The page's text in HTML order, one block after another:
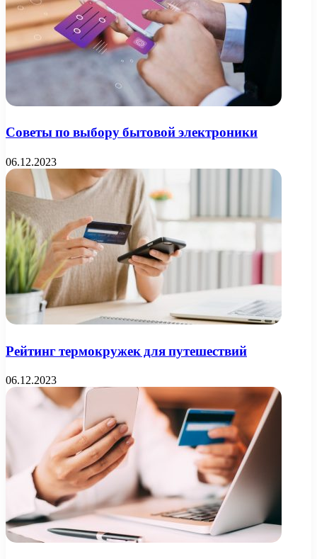
Советы по выбору бытовой электроники
06.12.2023
Рейтинг термокружек для путешествий
06.12.2023